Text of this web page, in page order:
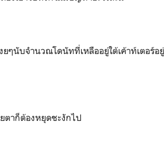
นับจำนวณโดนัทที่เหลืออยู่ใต้เค้าท์เตอร์อ
าก็ต้องหยุดชะงักไป